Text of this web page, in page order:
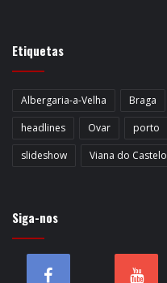
Etiquetas
Albergaria-a-Velha Braga
headlines
Ovar porto
slideshow
Viana do Castelo
Siga-nos